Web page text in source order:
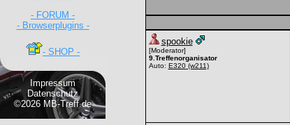
- FORUM -
- Browserplugins -
- SHOP -
Impressum
Datenschutz
©2026 MB-Treff.de
spookie
[Moderator]
9.Treffenorganisator
Auto: E320(w211)